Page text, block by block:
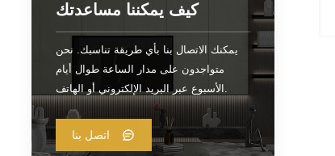
كيف يمكننا مساعدتك
يمكنك الاتصال بنا بأي طريقة تناسبك. نحن
متواجدون على مدار الساعة طوال أيام
الأسبوع عبر البريد الإلكتروني أو الهاتف.